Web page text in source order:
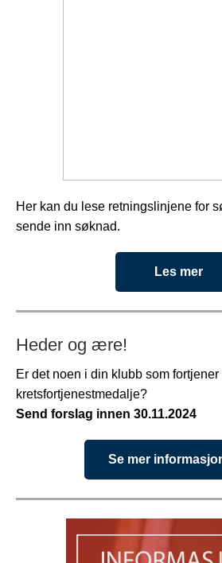
Her kan du lese retningslinjene for
sende inn søknad.
Les mer
Heder og ære!
Er det noen i din klubb som
kretsfortjenestmedalje?
Send forslag innen 30.11.2024
Se mer